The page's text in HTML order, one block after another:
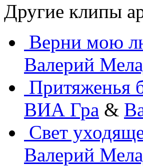
Другие клипы
Верни мою
Валерий
Притяженья
ВИА Гра &
Свет
Валерий